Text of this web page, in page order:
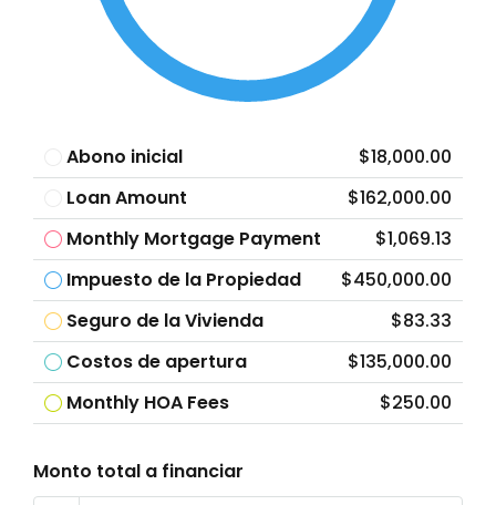
Abono inicial
$18,000.00
Loan Amount
$162,000.00
Monthly Mortgage Payment
$1,069.13
Impuesto de la Propiedad
$450,000.00
Seguro de la Vivienda
$83.33
Costos de apertura
$135,000.00
Monthly HOA Fees
$250.00
Monto total a financiar